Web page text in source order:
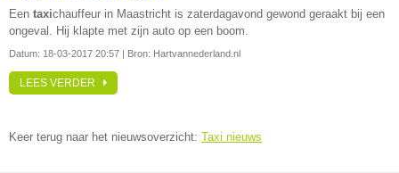
Een taxichauffeur in Maastricht is zaterdagavond gewond geraakt bij een
ongeval. Hij klapte met zijn auto op een boom.
Datum: 18-03-2017 20:57 | Bron: Hartvannederland.nl
LEES VERDER
Keer terug naar het nieuwsoverzicht: Taxi nieuws